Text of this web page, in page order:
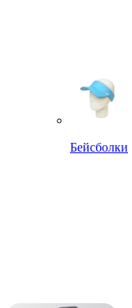
Бейсболки